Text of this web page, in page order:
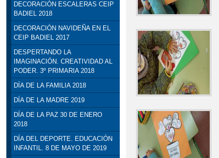
DECORACIÓN ESCALERAS CEIP
BADIEL 2018
DECORACIÓN NAVIDEÑA EN EL
CEIP BADIEL 2017
DESPERTANDO LA
IMAGINACIÓN. CREATIVIDAD AL
PODER. 3º PRIMARIA 2018
DÍA DE LA FAMILIA 2018
DÍA DE LA MADRE 2019
DÍA DE LA PAZ 30 DE ENERO
2018
DÍA DEL DEPORTE. EDUCACIÓN
INFANTIL. 8 DE MAYO DE 2019